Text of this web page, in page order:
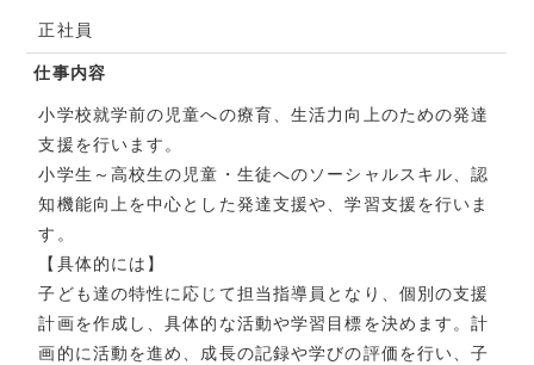
正社員
仕事内容
小学校就学前の児童への療育、生活力向上のための発達
支援を行います。
小学生～高校生の児童・生徒へのソーシャルスキル、認
知機能向上を中心とした発達支援や、学習支援を行いま
す。
【具体的には】
子ども達の特性に応じて担当指導員となり、個別の支援
計画を作成し、具体的な活動や学習目標を決めます。計
画的に活動を進め、成長の記録や学びの評価を行い、子